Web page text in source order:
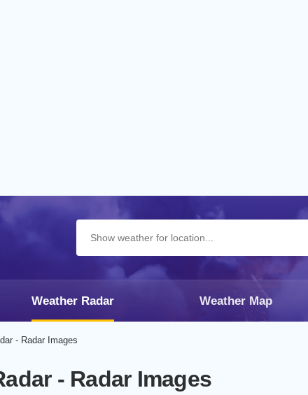
Weather Radar Weather Map
- Radar Images
- Radar Images